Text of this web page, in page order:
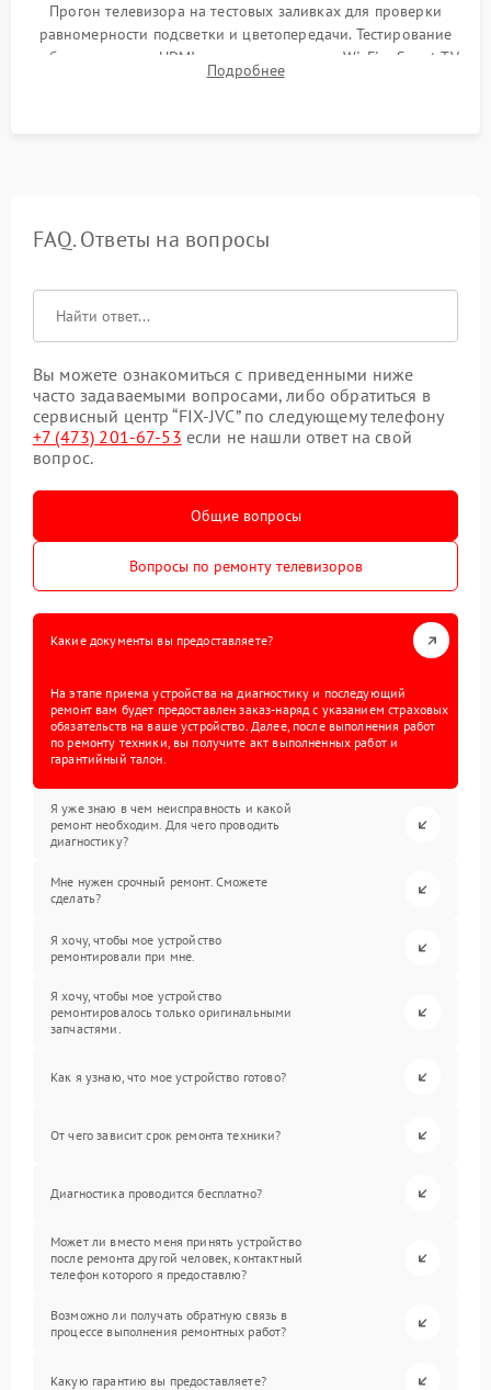
Прогон телевизора на тестовых заливках для проверки
равномерности подсветки и цветопередачи. Тестирование
работы разъемов HDMI, динамиков, модуля Wi-Fi и Smart TV
в рабочем режиме в течение нескольких часов.
Подробнее
FAQ. Ответы на вопросы
Вы можете ознакомиться с приведенными ниже
часто задаваемыми вопросами, либо обратиться в
сервисный центр “FIX-JVC” по следующему телефону
+7 (473) 201-67-53 если не нашли ответ на свой
вопрос.
Общие вопросы
Вопросы по ремонту телевизоров
Какие документы вы предоставляете?
На этапе приема устройства на диагностику и последующий
ремонт вам будет предоставлен заказ-наряд с указанием страховых
обязательств на ваше устройство. Далее, после выполнения работ
по ремонту техники, вы получите акт выполненных работ и
гарантийный талон.
Я уже знаю в чем неисправность и какой
ремонт необходим. Для чего проводить
диагностику?
Мне нужен срочный ремонт. Сможете
сделать?
Я хочу, чтобы мое устройство
ремонтировали при мне.
Я хочу, чтобы мое устройство
ремонтировалось только оригинальными
запчастями.
Как я узнаю, что мое устройство готово?
От чего зависит срок ремонта техники?
Диагностика проводится бесплатно?
Может ли вместо меня принять устройство
после ремонта другой человек, контактный
телефон которого я предоставлю?
Возможно ли получать обратную связь в
процессе выполнения ремонтных работ?
Какую гарантию вы предоставляете?